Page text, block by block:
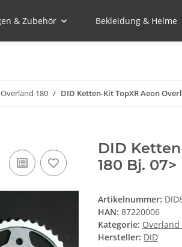
& Zubehör Bekleidung & Helme
Overland 180 DID Ketten-Kit TopXR Aeon
DID
180 Bj. 07>
Artikelnummer:
HAN: 87220006
Kategorie: Overland
Hersteller: DID